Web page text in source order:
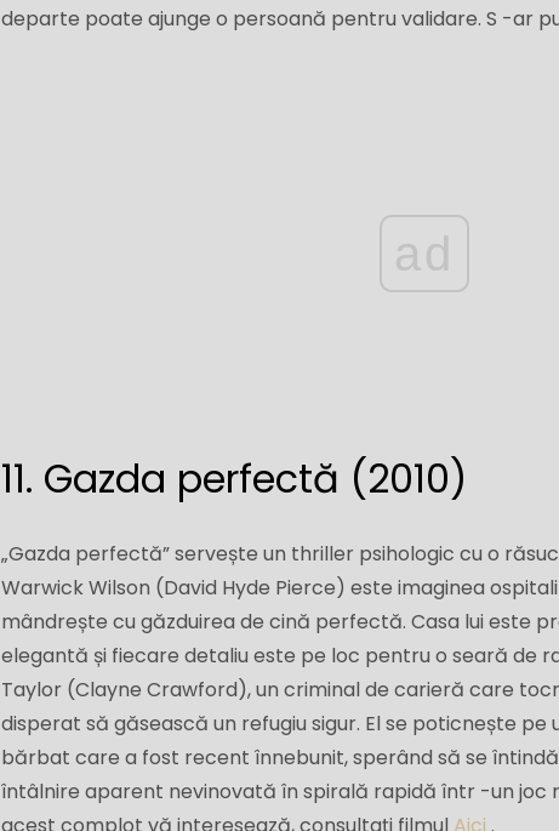
departe poate ajunge o persoană pentru validare. S -ar
ad
11. Gazda perfectă (2010)
„Gazda perfectă” servește un thriller psihologic cu o
Warwick Wilson (David Hyde Pierce) este imaginea
mândrește cu găzduirea de cină perfectă. Casa lui este
elegantă și fiecare detaliu este pe loc pentru o seară de
Taylor (Clayne Crawford), un criminal de carieră care
disperat să găsească un refugiu sigur. El se poticnește pe
bărbat care a fost recent înnebunit, sperând să se
întâlnire aparent nevinovată în spirală rapidă într -un joc